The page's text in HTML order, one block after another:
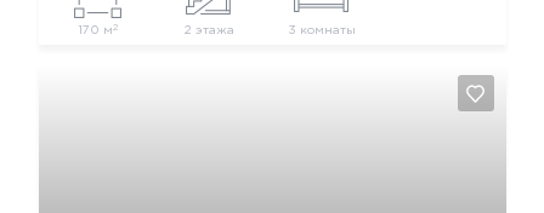
170 м 2 2 этажа 3 комнаты